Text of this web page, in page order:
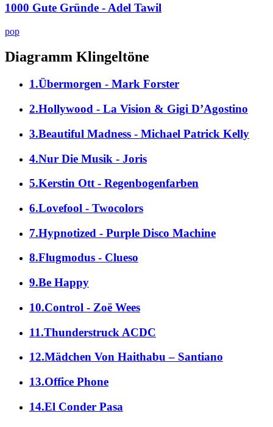
1000 Gute Gründe - Adel Tawil
pop
Diagramm Klingeltöne
1.Übermorgen - Mark Forster
2.Hollywood - La Vision & Gigi D’Agostino
3.Beautiful Madness - Michael Patrick Kelly
4.Nur Die Musik - Joris
5.Kerstin Ott - Regenbogenfarben
6.Lovefool - Twocolors
7.Hypnotized - Purple Disco Machine
8.Flugmodus - Clueso
9.Be Happy
10.Control - Zoë Wees
11.Thunderstruck ACDC
12.Mädchen Von Haithabu – Santiano
13.Office Phone
14.El Conder Pasa